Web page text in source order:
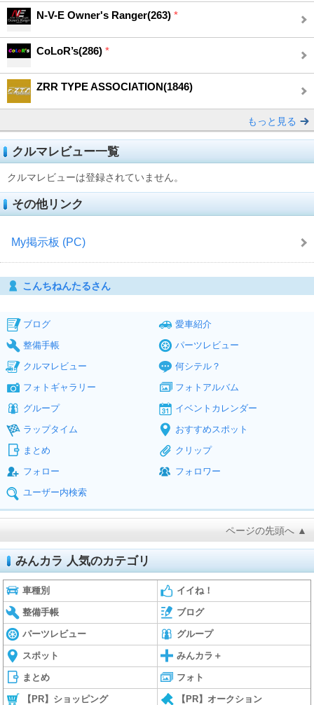
N-V-E Owner's Ranger(263) *
CoLoR’s(286) *
ZRR TYPE ASSOCIATION(1846)
もっと見る
クルマレビュー一覧
クルマレビューは登録されていません。
その他リンク
My掲示板 (PC)
こんちねんたるさん
ブログ
愛車紹介
整備手帳
パーツレビュー
クルマレビュー
何シテル？
フォトギャラリー
フォトアルバム
グループ
イベントカレンダー
ラップタイム
おすすめスポット
まとめ
クリップ
フォロー
フォロワー
ユーザー内検索
ページの先頭へ ▲
みんカラ 人気のカテゴリ
車種別 イイね！
整備手帳 ブログ
パーツレビュー グループ
スポット みんカラ＋
まとめ フォト
【PR】ショッピング 【PR】オークション